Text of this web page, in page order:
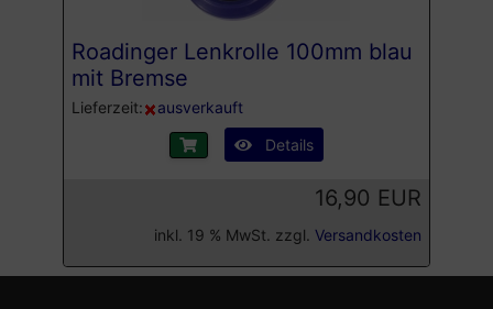
Roadinger Lenkrolle 100mm blau
mit Bremse
Lieferzeit:
ausverkauft
Details
16,90 EUR
inkl. 19 % MwSt. zzgl.Versandkosten